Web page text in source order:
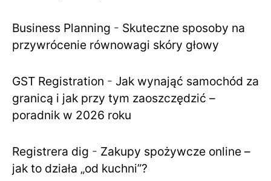
Business Planning - Skuteczne sposoby na
przywrócenie równowagi skóry głowy
GST Registration - Jak wynająć samochód za
granicą i jak przy tym zaoszczędzić –
poradnik w 2026 roku
Registrera dig - Zakupy spożywcze online –
jak to działa „od kuchni”?